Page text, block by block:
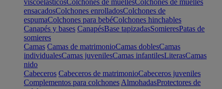
viscoelásticosColchones de muellesColchones de muelles
ensacadosColchones enrolladosColchones de
espumaColchones para bebéColchones hinchables
Canapés y bases CanapésBase tapizadasSomieresPatas de
somieres
Camas Camas de matrimonioCamas doblesCamas
individualesCamas juvenilesCamas infantilesLiterasCamas
nido
Cabeceros Cabeceros de matrimonioCabeceros juveniles
Complementos para colchones AlmohadasProtectores de